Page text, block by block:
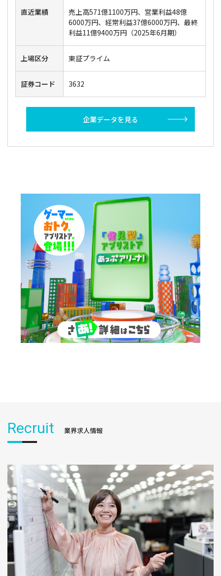
直近業績
売上高571億1100万円、営業利益48億
6000万円、経常利益37億6000万円、最終
利益11億9400万円（2025年6月期）
上場区分 東証プライム
証券コード 3632
企業データを見る
Recruit 業界求人情報